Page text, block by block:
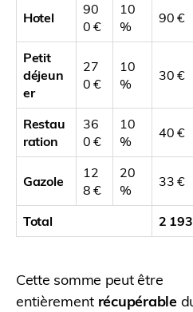
Hotel
90
0 €
10
%
90 €
Petit
déjeun
er
27
0 €
10
%
30 €
Restau
ration
36
0 €
10
%
40 €
Gazole
12
8 €
20
%
33 €
Total 2
Cette somme peut être
entièrement récupérable